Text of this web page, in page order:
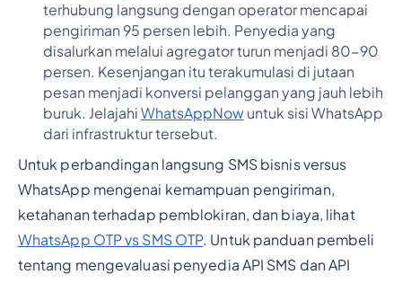
terhubung langsung dengan operator mencapai
pengiriman 95 persen lebih. Penyedia yang
disalurkan melalui agregator turun menjadi 80-90
persen. Kesenjangan itu terakumulasi di jutaan
pesan menjadi konversi pelanggan yang jauh lebih
buruk. Jelajahi WhatsAppNowuntuk sisi WhatsApp
dari infrastruktur tersebut.
Untuk perbandingan langsung SMS bisnis versus
WhatsApp mengenai kemampuan pengiriman,
ketahanan terhadap pemblokiran, dan biaya, lihat
WhatsApp OTP vs SMS OTP. Untuk panduan pembeli
tentang mengevaluasi penyedia API SMS dan API